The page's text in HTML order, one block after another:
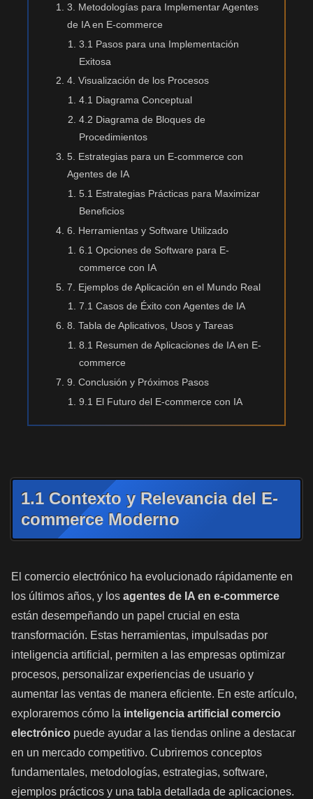
3. Metodologías para Implementar Agentes
de IA en E-commerce
3.1 Pasos para una Implementación
Exitosa
4. Visualización de los Procesos
4.1 Diagrama Conceptual
4.2 Diagrama de Bloques de
Procedimientos
5. Estrategias para un E-commerce con
Agentes de IA
5.1 Estrategias Prácticas para Maximizar
Beneficios
6. Herramientas y Software Utilizado
6.1 Opciones de Software para E-
commerce con IA
7. Ejemplos de Aplicación en el Mundo Real
7.1 Casos de Éxito con Agentes de IA
8. Tabla de Aplicativos, Usos y Tareas
8.1 Resumen de Aplicaciones de IA en E-
commerce
9. Conclusión y Próximos Pasos
9.1 El Futuro del E-commerce con IA
1.1 Contexto y Relevancia del E-
commerce Moderno
El comercio electrónico ha evolucionado rápidamente en
los últimos años, y los agentes de IA en e-commerce
están desempeñando un papel crucial en esta
transformación. Estas herramientas, impulsadas por
inteligencia artificial, permiten a las empresas optimizar
procesos, personalizar experiencias de usuario y
aumentar las ventas de manera eficiente. En este artículo,
exploraremos cómo la inteligencia artificial comercio
electrónico puede ayudar a las tiendas online a destacar
en un mercado competitivo. Cubriremos conceptos
fundamentales, metodologías, estrategias, software,
ejemplos prácticos y una tabla detallada de aplicaciones.